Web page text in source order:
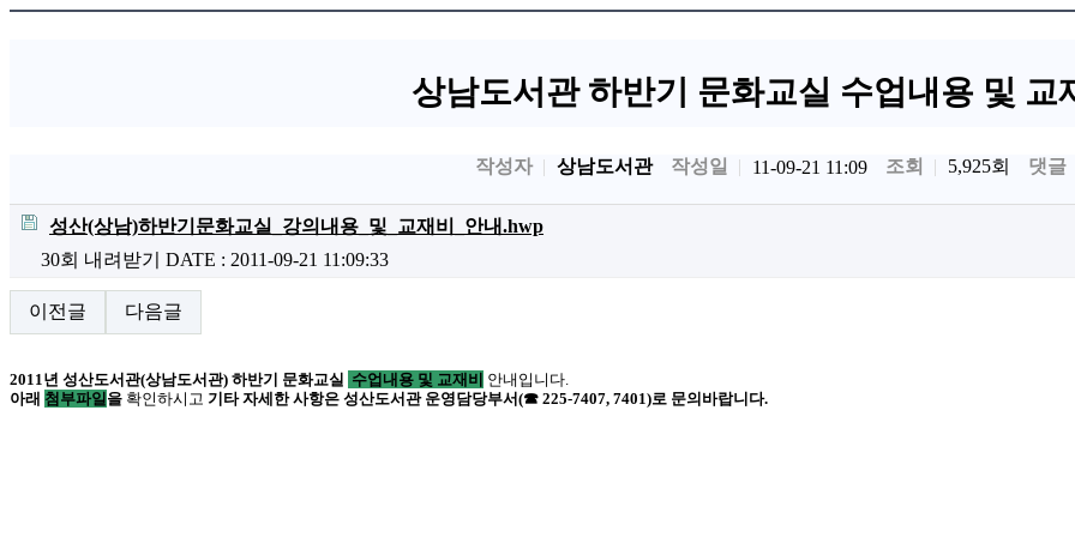
상남도서관 하반기 문화교실 수업내용 및 교
작성자 상남도서관 작성일 11-09-21 11:09 조회 5,925회 댓글
성산(상남)하반기문화교실_강의내용_및_교재비_안내.hwp
30회 내려받기
DATE : 2011-09-21 11:09:33
이전글 다음글
2011년 성산도서관(상남도서관) 하반기 문화교실 수업내용 및 교재비 안내입니다.
아래 첨부파일 을 확인하시고 기타 자세한 사항은 성산도서관 운영담당부서(☎ 225-7407, 7401)로 문의바랍니다.